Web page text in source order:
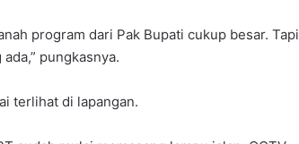
program dari Pak Bupati cukup besar. Tapi
pungkasnya.
terlihat di lapangan.